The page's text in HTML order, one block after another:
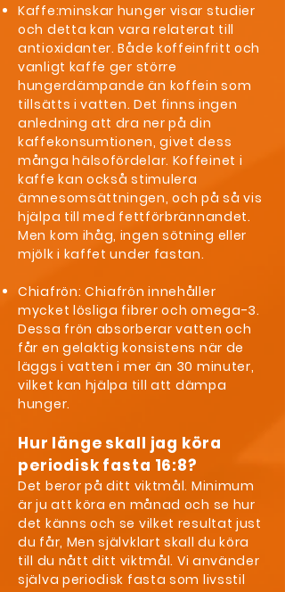
Kaffe:minskar hunger visar studier
och detta kan vara relaterat till
antioxidanter. Både koffeinfritt och
vanligt kaffe ger större
hungerdämpande än koffein som
tillsätts i vatten. Det finns ingen
anledning att dra ner på din
kaffekonsumtionen, givet dess
många hälsofördelar. Koffeinet i
kaffe kan också stimulera
ämnesomsättningen, och på så vis
hjälpa till med fettförbrännandet.
Men kom ihåg, ingen sötning eller
mjölk i kaffet under fastan.
Chiafrön: Chiafrön innehåller
mycket lösliga fibrer och omega-3.
Dessa frön absorberar vatten och
får en gelaktig konsistens när de
läggs i vatten i mer än 30 minuter,
vilket kan hjälpa till att dämpa
hunger.
Hur länge skall jag köra
periodisk fasta 16:8?
Det beror på ditt viktmål. Minimum
är ju att köra en månad och se hur
det känns och se vilket resultat just
du får, Men självklart skall du köra
till du nått ditt viktmål. Vi använder
själva periodisk fasta som livsstil